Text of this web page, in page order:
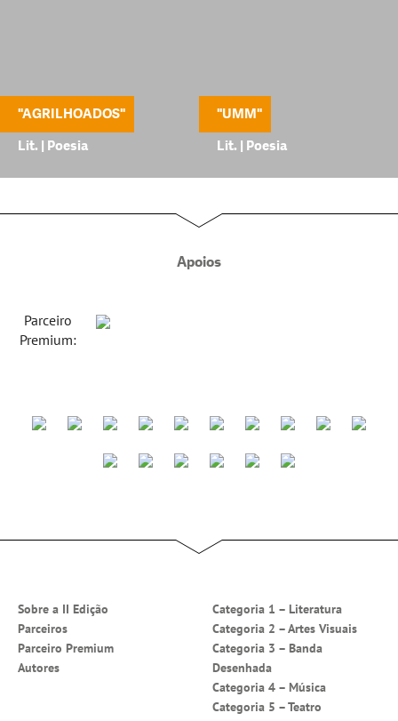
"AGRILHOADOS"
Lit. | Poesia
"UMM"
Lit. | Poesia
Apoios
Parceiro
Premium:
Sobre a II Edição
Parceiros
Parceiro Premium
Autores
Categoria 1 – Literatura
Categoria 2 – Artes Visuais
Categoria 3 – Banda
Desenhada
Categoria 4 – Música
Categoria 5 – Teatro